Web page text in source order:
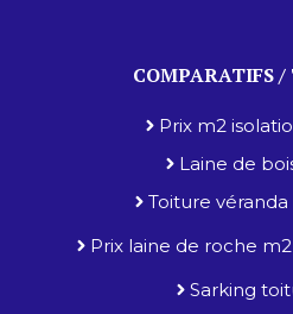
COMPARATIFS
Prix m2
Laine de
Toiture
Prix laine de roche m2
Sarking